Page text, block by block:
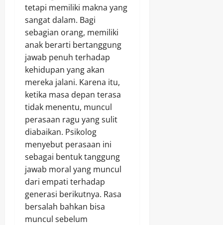
tetapi memiliki makna yang
sangat dalam. Bagi
sebagian orang, memiliki
anak berarti bertanggung
jawab penuh terhadap
kehidupan yang akan
mereka jalani. Karena itu,
ketika masa depan terasa
tidak menentu, muncul
perasaan ragu yang sulit
diabaikan. Psikolog
menyebut perasaan ini
sebagai bentuk tanggung
jawab moral yang muncul
dari empati terhadap
generasi berikutnya. Rasa
bersalah bahkan bisa
muncul sebelum